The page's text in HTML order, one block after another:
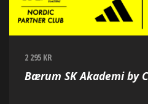
2 295 KR
Bærum SK Akademi by